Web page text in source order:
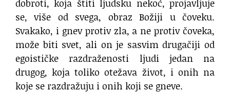
dobroti, koja štiti ljudsku nekoć, projavljuje
se, više od svega, obraz Božiji u čoveku.
Svakako, i gnev protiv zla, a ne protiv čoveka,
može biti svet, ali on je sasvim drugačiji od
egoističke razdraženosti ljudi jedan na
drugog, koja toliko otežava život, i onih na
koje se razdražuju i onih koji se gneve.